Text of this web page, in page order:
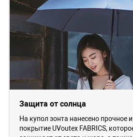
Защита от солнца
На купол зонта нанесено прочное
покрытие UVoutex FABRICS,